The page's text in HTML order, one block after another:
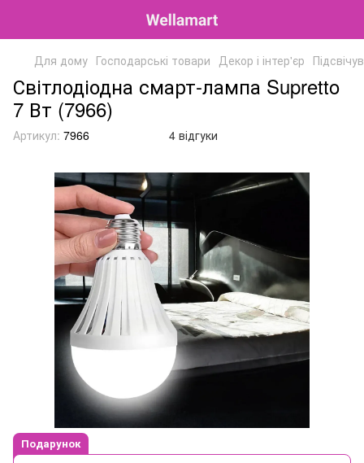
Для дому Господарські товари Декор і інтер'єр
Світлодіодна смарт-лампа Supretto
7 Вт (7966)
Артикул: 7966 4 відгуки
Подарунок